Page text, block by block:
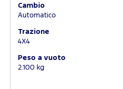
Cambio
Automatico
Trazione
4X4
Peso a vuoto
2.100 kg